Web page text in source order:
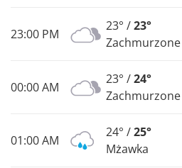
23:00 PM
23° /23°
Zachmurzone
00:00 AM
23° /24°
Zachmurzone
01:00 AM
24° /25°
Mżawka